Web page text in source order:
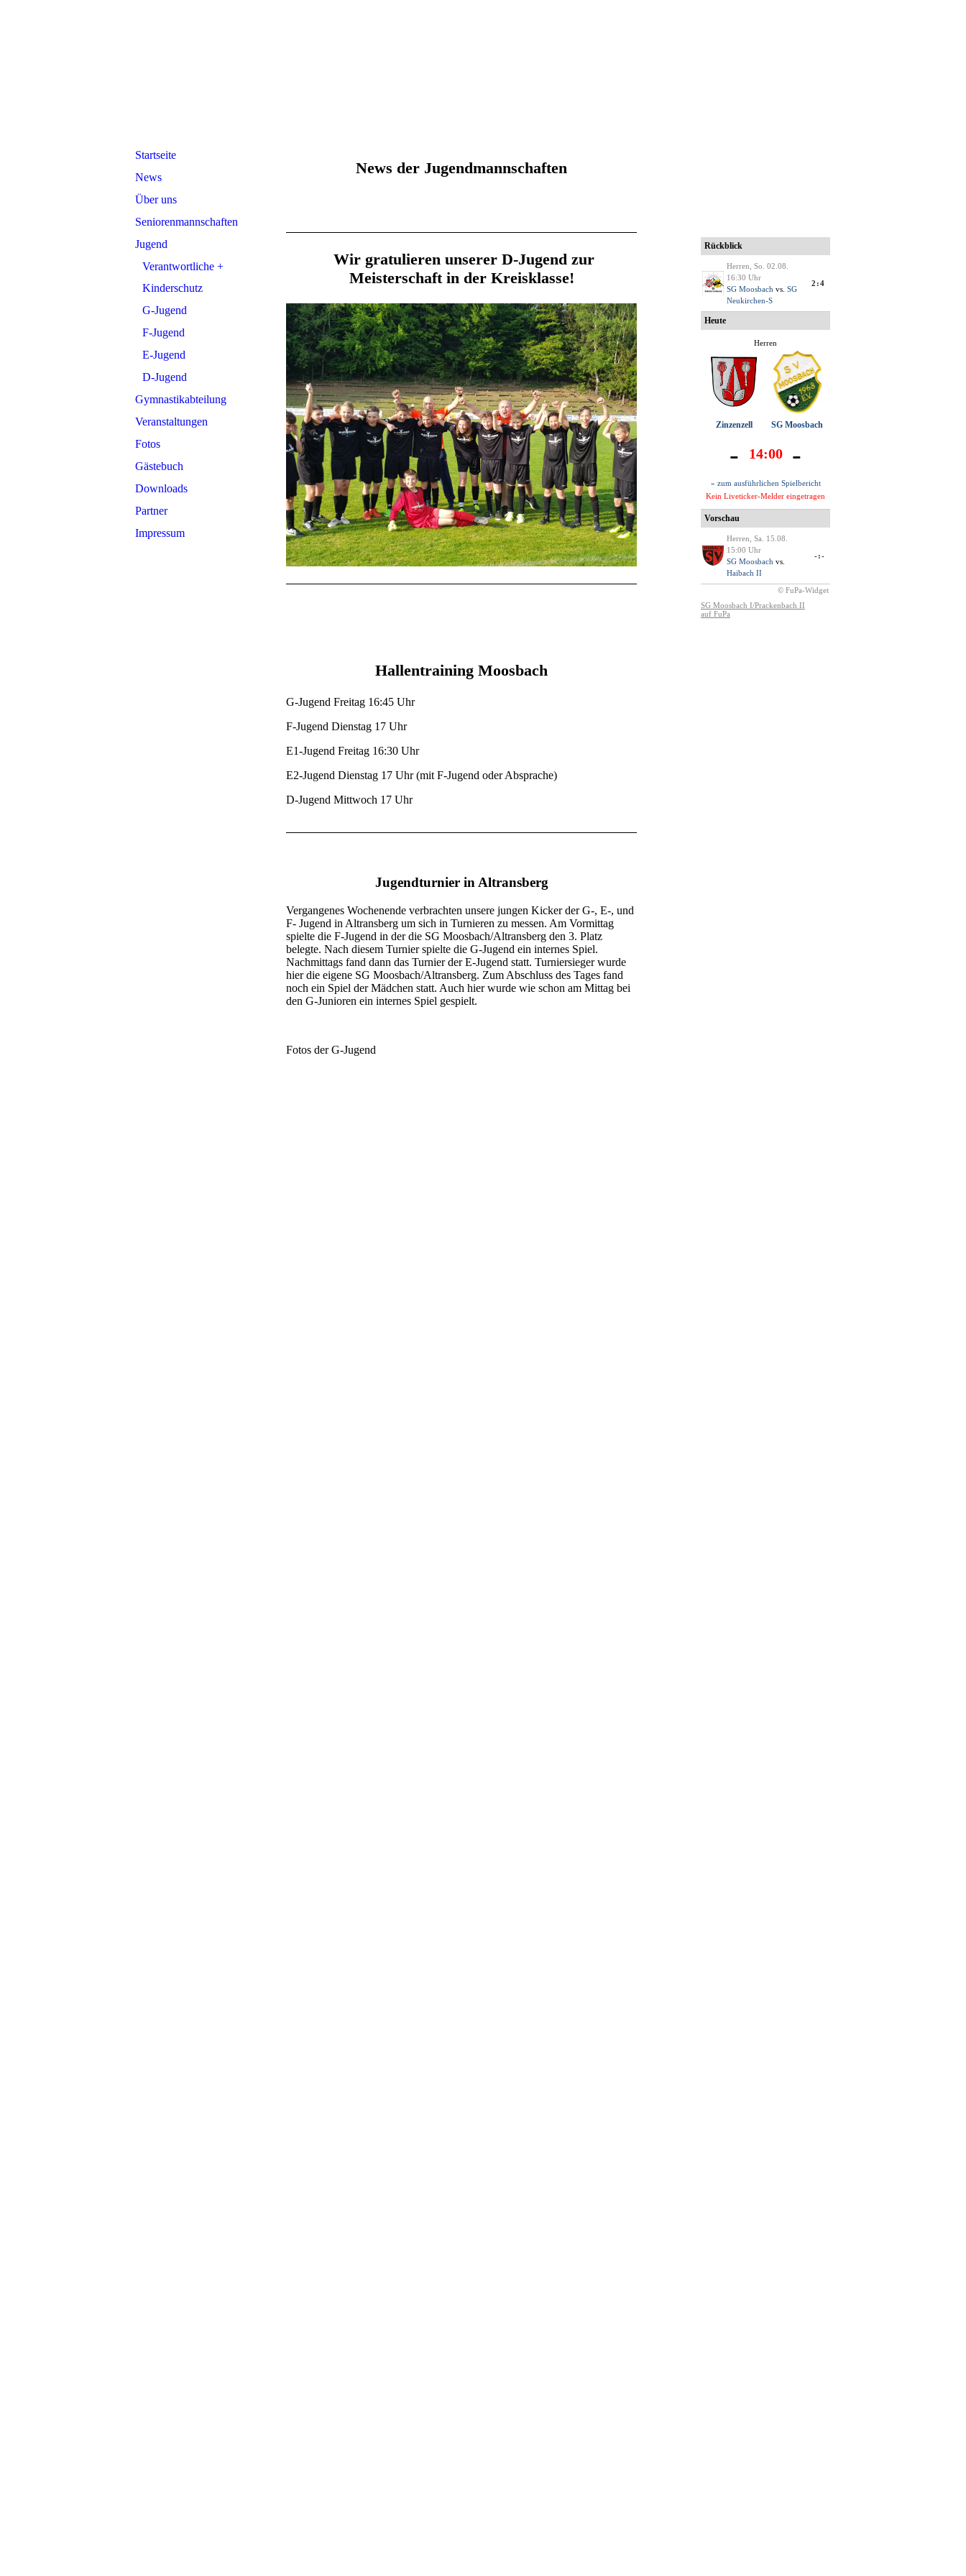
News der Jugendmannschaften
Wir gratulieren unserer D-Jugend zur
Meisterschaft in der Kreisklasse!
Hallentraining Moosbach
G-Jugend Freitag 16:45 Uhr
F-Jugend Dienstag 17 Uhr
E1-Jugend Freitag 16:30 Uhr
E2-Jugend Dienstag 17 Uhr (mit F-Jugend oder Absprache)
D-Jugend Mittwoch 17 Uhr
Jugendturnier in Altransberg
Vergangenes Wochenende verbrachten unsere jungen Kicker der G-, E-, und
F- Jugend in Altransberg um sich in Turnieren zu messen. Am Vormittag
spielte die F-Jugend in der die SG Moosbach/Altransberg den 3. Platz
belegte. Nach diesem Turnier spielte die G-Jugend ein internes Spiel.
Nachmittags fand dann das Turnier der E-Jugend statt. Turniersieger wurde
hier die eigene SG Moosbach/Altransberg. Zum Abschluss des Tages fand
noch ein Spiel der Mädchen statt. Auch hier wurde wie schon am Mittag bei
den G-Junioren ein internes Spiel gespielt.
Fotos der G-Jugend
Startseite
News
Über uns
Seniorenmannschaften
Jugend
Verantwortliche +
Kinderschutz
G-Jugend
F-Jugend
E-Jugend
D-Jugend
Gymnastikabteilung
Veranstaltungen
Fotos
Gästebuch
Downloads
Partner
Impressum